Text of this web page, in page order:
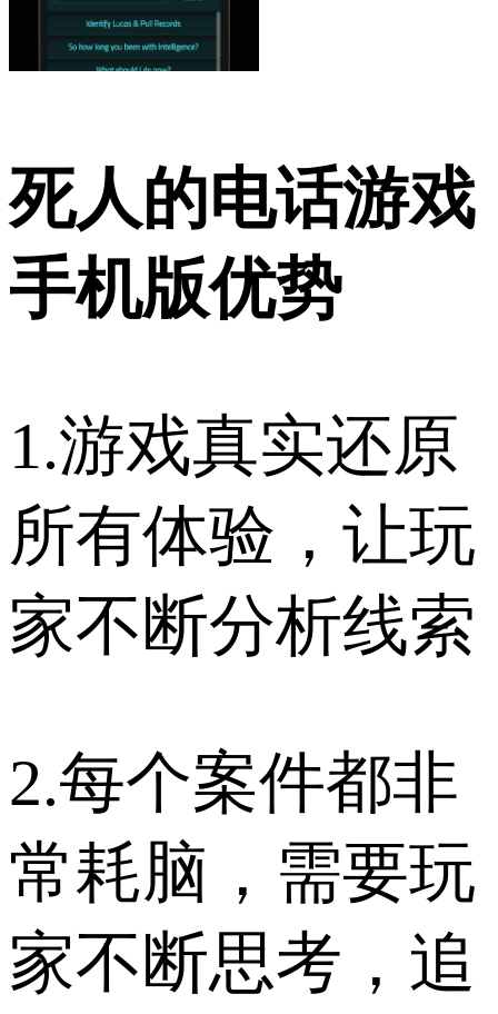
死人的电话游戏
手机版优势
1.游戏真实还原
所有体验，让玩
家不断分析线索
2.每个案件都非
常耗脑，需要玩
家不断思考，追